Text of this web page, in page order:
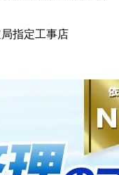
指定工事店